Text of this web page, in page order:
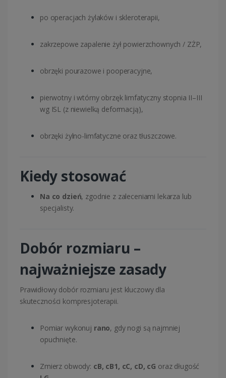
po operacjach żylaków i skleroterapii,
zakrzepowe zapalenie żył powierzchownych / ZŻP,
obrzęki pourazowe i pooperacyjne,
pierwotny i wtórny obrzęk limfatyczny stopnia II–III
wg ISL (z niewielką deformacją),
obrzęki żylno-limfatyczne oraz tłuszczowe.
Kiedy stosować
Na co dzień, zgodnie z zaleceniami lekarza lub
specjalisty.
Dobór rozmiaru –
najważniejsze zasady
Prawidłowy dobór rozmiaru jest kluczowy dla
skuteczności kompresjoterapii.
Pomiar wykonuj rano, gdy nogi są najmniej
opuchnięte.
Zmierz obwody: cB, cB1, cC, cD, cG oraz długość